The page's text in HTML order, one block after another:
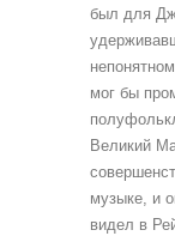
был для
мог бы
Великий
музыке, и
видел в